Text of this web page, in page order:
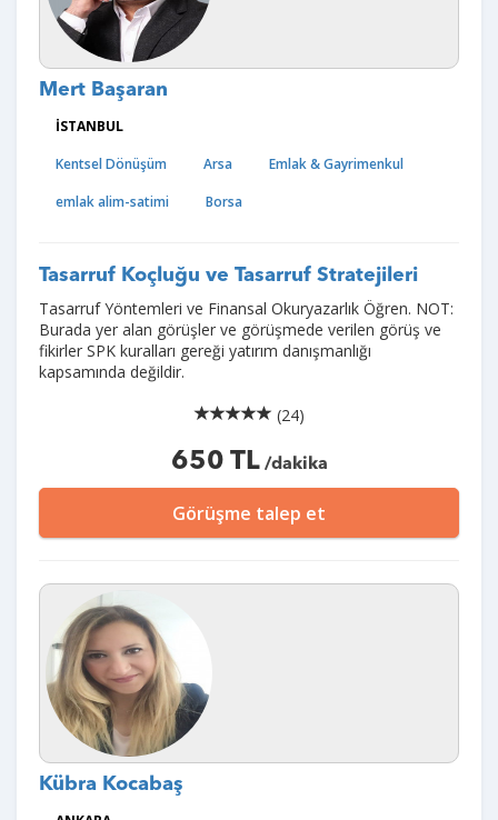
Mert Başaran
İSTANBUL
Kentsel Dönüşüm
Arsa
Emlak & Gayrimenkul
emlak alim-satimi
Borsa
Tasarruf Koçluğu ve Tasarruf Stratejileri
Tasarruf Yöntemleri ve Finansal Okuryazarlık Öğren. NOT:
Burada yer alan görüşler ve görüşmede verilen görüş ve
fikirler SPK kuralları gereği yatırım danışmanlığı
kapsamında değildir.
(24)
650 TL/dakika
Görüşme talep et
Kübra Kocabaş